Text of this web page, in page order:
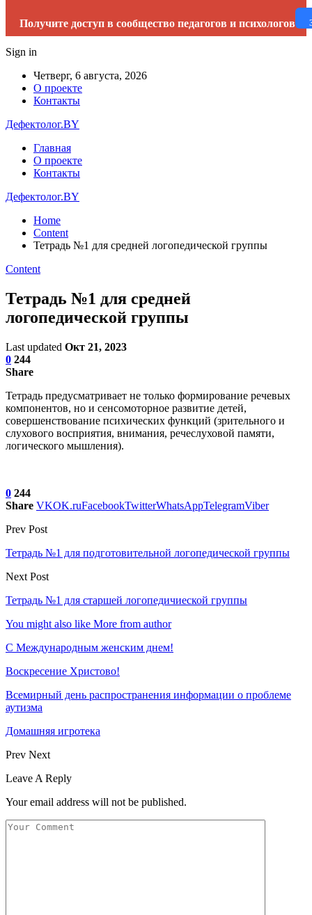
Получите доступ в сообщество педагогов и психологов
Sign in
Четверг, 6 августа, 2026
О проекте
Контакты
Дефектолог.BY
Главная
О проекте
Контакты
Дефектолог.BY
Home
Content
Тетрадь №1 для средней логопедической группы
Content
Тетрадь №1 для средней
логопедической группы
Last updated Окт 21, 2023
0 244
Share
Тетрадь предусматривает не только формирование речевых
компонентов, но и сенсомоторное развитие детей,
совершенствование психических функций (зрительного и
слухового восприятия, внимания, речеслуховой памяти,
логического мышления).
0 244
Share VKOK.ruFacebookTwitterWhatsAppTelegramViber
Prev Post
Тетрадь №1 для подготовительной логопедической группы
Next Post
Тетрадь №1 для старшей логопедичиеской группы
You might also like More from author
С Международным женским днем!
Воскресение Xристово!
Всемирный день распространения информации о проблеме
аутизма
Домашняя игротека
Prev Next
Leave A Reply
Your email address will not be published.